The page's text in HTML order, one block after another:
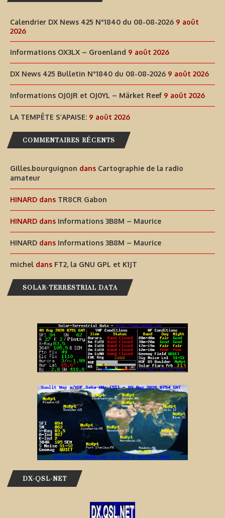
Calendrier DX News 425 N°1840 du 08-08-2026 9 août
2026
Informations OX3LX – Groenland 9 août 2026
DX News 425 Bulletin N°1840 du 08-08-2026 9 août 2026
Informations OJ0JR et OJ0YL – Märket Reef 9 août 2026
LA TEMPÊTE S’APAISE: 9 août 2026
COMMENTAIRES RÉCENTS
Gilles.bourguignon dans Cartographie de la radio
amateur
HINARD dans TR8CR Gabon
HINARD dans Informations 3B8M – Maurice
HINARD dans Informations 3B8M – Maurice
michel dans FT2, la GNU GPL et K1JT
SOLAR-TERRESTRIAL DATA
DX-QSL-NET